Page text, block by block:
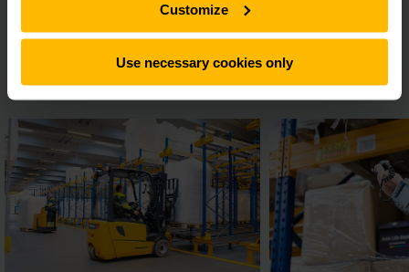
Customize
Use necessary cookies only
Andra har även läst: